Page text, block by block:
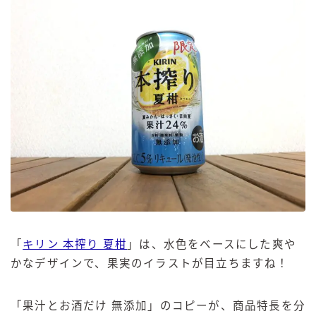
「 キリン 本搾り 夏柑 」は、水色をベースにした爽や
かなデザインで、果実のイラストが目立ちますね！
「果汁とお酒だけ 無添加」のコピーが、商品特長を分